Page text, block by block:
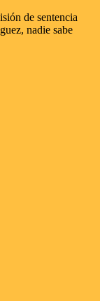
de sentencia
nadie sabe